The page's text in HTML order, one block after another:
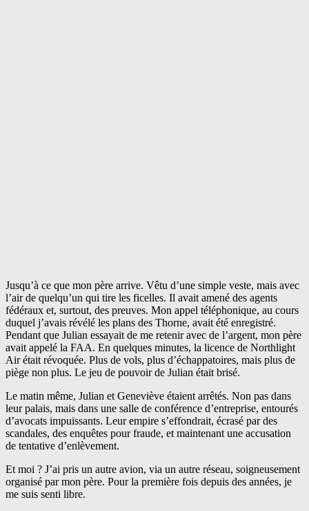
Jusqu’à ce que mon père arrive. Vêtu d’une simple veste, mais avec
l’air de quelqu’un qui tire les ficelles. Il avait amené des agents
fédéraux et, surtout, des preuves. Mon appel téléphonique, au cours
duquel j’avais révélé les plans des Thorne, avait été enregistré.
Pendant que Julian essayait de me retenir avec de l’argent, mon père
avait appelé la FAA. En quelques minutes, la licence de Northlight
Air était révoquée. Plus de vols, plus d’échappatoires, mais plus de
piège non plus. Le jeu de pouvoir de Julian était brisé.
Le matin même, Julian et Geneviève étaient arrêtés. Non pas dans
leur palais, mais dans une salle de conférence d’entreprise, entourés
d’avocats impuissants. Leur empire s’effondrait, écrasé par des
scandales, des enquêtes pour fraude, et maintenant une accusation
de tentative d’enlèvement.
Et moi ? J’ai pris un autre avion, via un autre réseau, soigneusement
organisé par mon père. Pour la première fois depuis des années, je
me suis senti libre.